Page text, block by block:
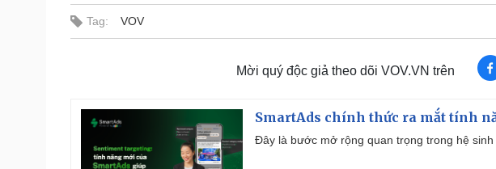
Tag: VOV
Mời quý độc giả theo dõi VOV.VN trên
SmartAds chính thức ra mắt tính
Đây là bước mở rộng quan trọng trong hệ sinh